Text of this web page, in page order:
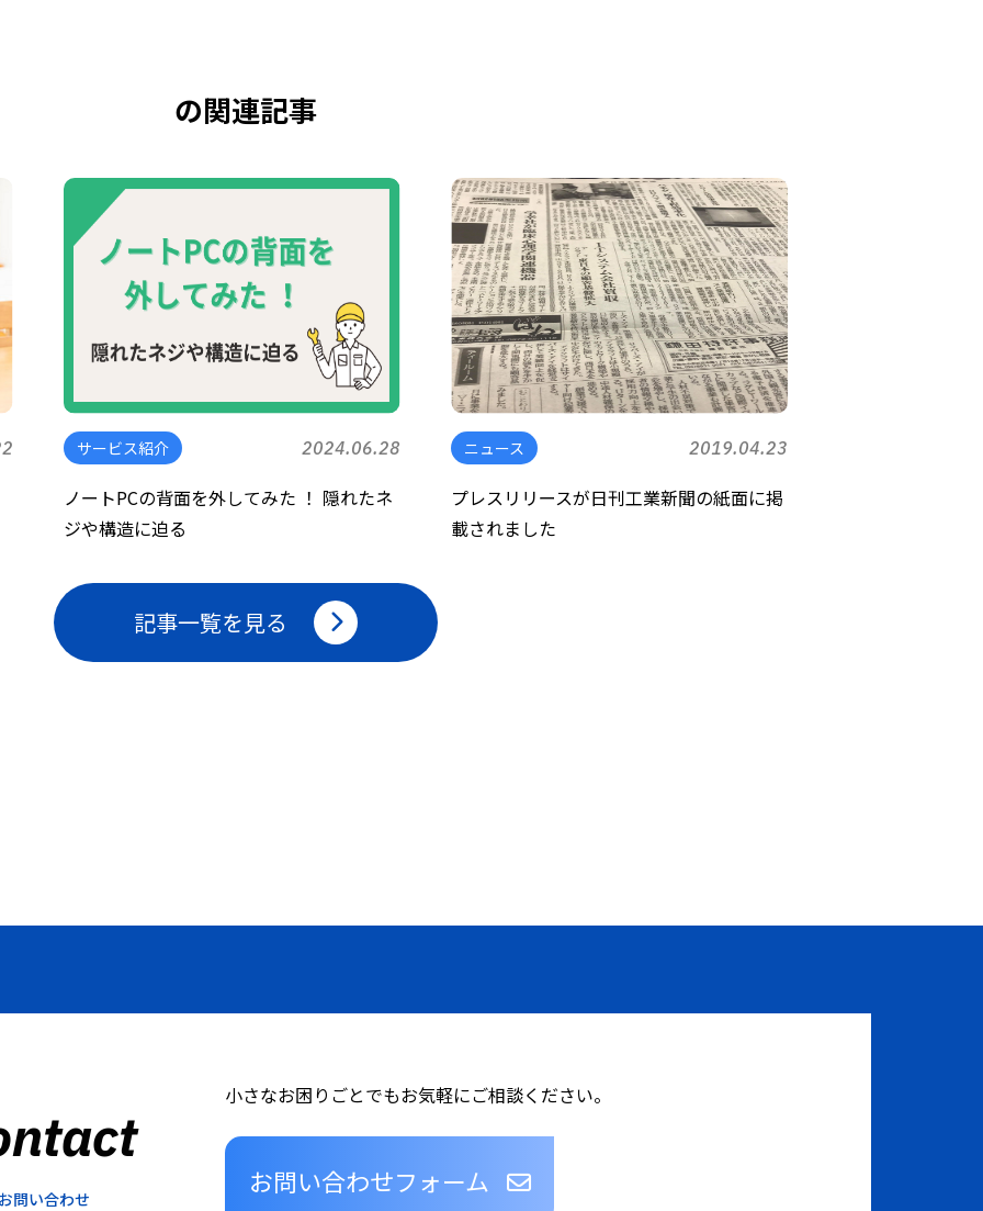
の関連記事
サービス紹介 2024.06.28
ノートPCの背面を外してみた ！ 隠れたネ
ジや構造に迫る
ニュース 2019.04.23
プレスリリースが日刊工業新聞の紙面に掲
載されました
記事一覧を見る
問い合わせ
小さなお困りごとでもお気軽にご相談ください。
お問い合わせフォーム